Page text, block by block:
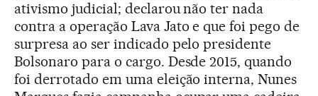
ativismo judicial; declarou não ter nada
contra a operação Lava Jato e que foi pego de
surpresa ao ser indicado pelo presidente
Bolsonaro para o cargo. Desde 2015, quando
foi derrotado em uma eleição interna, Nunes